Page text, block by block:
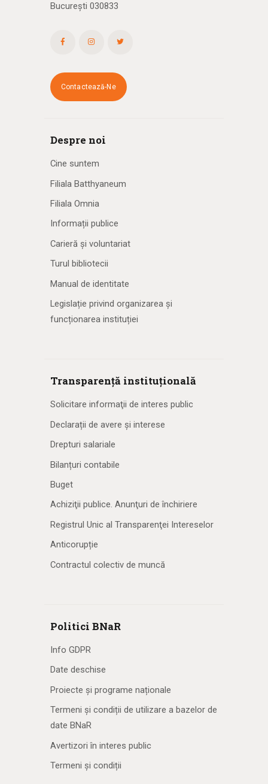
București 030833
Contactează-Ne
Despre noi
Cine suntem
Filiala Batthyaneum
Filiala Omnia
Informații publice
Carieră și voluntariat
Turul bibliotecii
Manual de identitate
Legislație privind organizarea și
funcționarea instituției
Transparență instituțională
Solicitare informaţii de interes public
Declarații de avere și interese
Drepturi salariale
Bilanțuri contabile
Buget
Achiziţii publice. Anunţuri de închiriere
Registrul Unic al Transparenţei Intereselor
Anticorupție
Contractul colectiv de muncă
Politici BNaR
Info GDPR
Date deschise
Proiecte și programe naționale
Termeni și condiții de utilizare a bazelor de
date BNaR
Avertizori în interes public
Termeni și condiții